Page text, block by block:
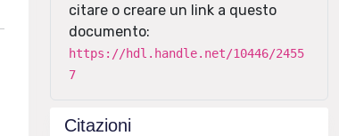
citare o creare un link a questo
documento:
https://hdl.handle.net/10446/2455
7
Citazioni